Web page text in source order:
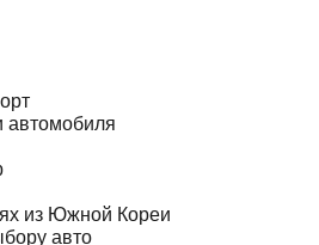
автомобиля
из Южной Кореи
авто